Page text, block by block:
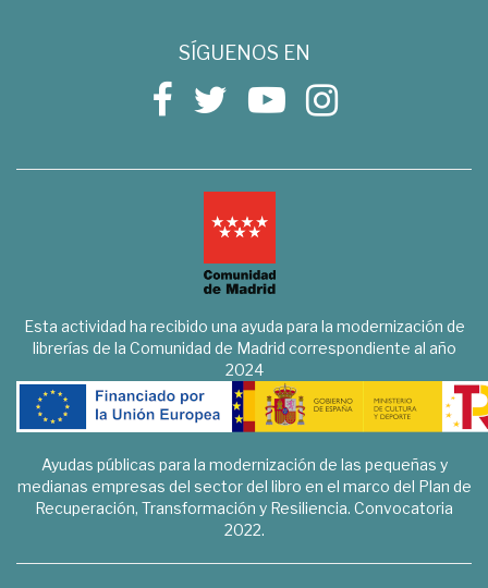
SÍGUENOS EN
Esta actividad ha recibido una ayuda para la modernización de
librerías de la Comunidad de Madrid correspondiente al año
2024
Ayudas públicas para la modernización de las pequeñas y
medianas empresas del sector del libro en el marco del Plan de
Recuperación, Transformación y Resiliencia. Convocatoria
2022.